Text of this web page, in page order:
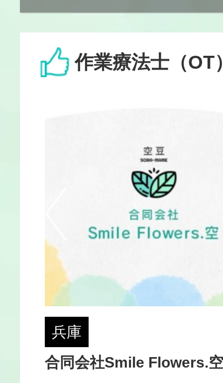
作業療法士（OT
兵庫
合同会社Smile Flowers.空